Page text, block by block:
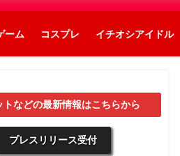
ーム コスプレ イチオシアイドル
などの最新情報はこちらから
プレスリリース受付